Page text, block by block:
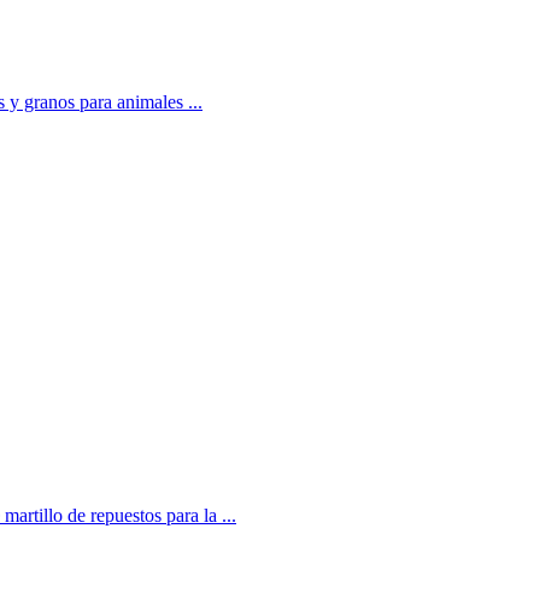
granos para animales ...
de repuestos para la ...